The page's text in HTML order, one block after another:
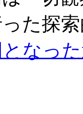
た探
なっ